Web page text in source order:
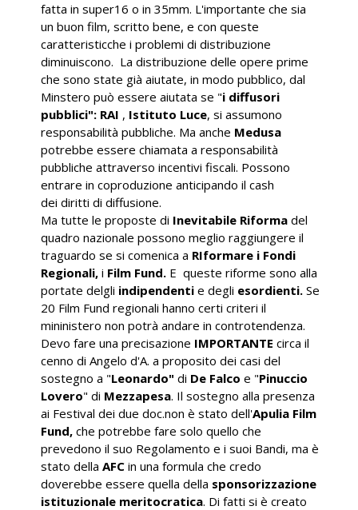
fatta in super16 o in 35mm. L'importante che sia
un buon film, scritto bene, e con queste
caratteristicche i problemi di distribuzione
diminuiscono. La distribuzione delle opere prime
che sono state già aiutate, in modo pubblico, dal
Minstero può essere aiutata se "i diffusori
pubblici": RAI , Istituto Luce, si assumono
responsabilità pubbliche. Ma anche Medusa
potrebbe essere chiamata a responsabilità
pubbliche attraverso incentivi fiscali. Possono
entrare in coproduzione anticipando il cash
dei diritti di diffusione.
Ma tutte le proposte di Inevitabile Riforma del
quadro nazionale possono meglio raggiungere il
traguardo se si comenica a RIformare i Fondi
Regionali, i Film Fund. E queste riforme sono alla
portate delgli indipendenti e degli esordienti. Se
20 Film Fund regionali hanno certi criteri il
mininistero non potrà andare in controtendenza.
Devo fare una precisazione IMPORTANTE circa il
cenno di Angelo d'A. a proposito dei casi del
sostegno a "Leonardo" di De Falco e "Pinuccio
Lovero" di Mezzapesa. Il sostegno alla presenza
ai Festival dei due doc.non è stato dell'Apulia Film
Fund, che potrebbe fare solo quello che
prevedono il suo Regolamento e i suoi Bandi, ma è
stato della AFC in una formula che credo
doverebbe essere quella della sponsorizzazione
istituzionale meritocratica. Di fatti si è creato